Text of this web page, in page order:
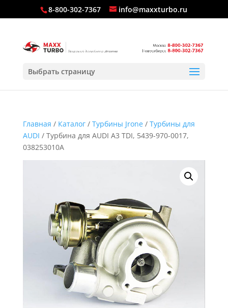
8-800-302-7367 info@maxxturbo.ru
Выбрать страницу
Главная / Каталог/ Турбины Jrone/ Турбины для
AUDI / Турбина для AUDI A3 TDI, 5439-970-0017,
038253010A